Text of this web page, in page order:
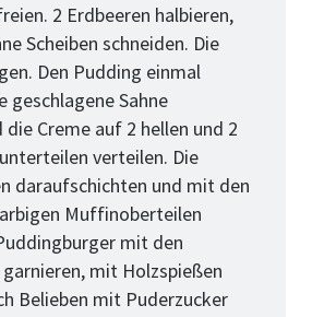
2 Erdbeeren halbieren,
Scheiben schneiden. Die
Den Pudding einmal
geschlagene Sahne
Creme auf 2 hellen und 2
verteilen. Die
daraufschichten und mit den
Muffinoberteilen
mit den
mit Holzspießen
Belieben mit Puderzucker